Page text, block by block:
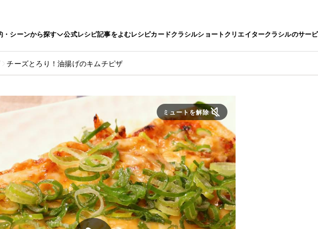
・シーンから探す 公式レシピ記事をよむレシピカードクラシルショートクリエイタークラシルのサー
チーズとろり！油揚げのキムチピザ
ミュートを解除